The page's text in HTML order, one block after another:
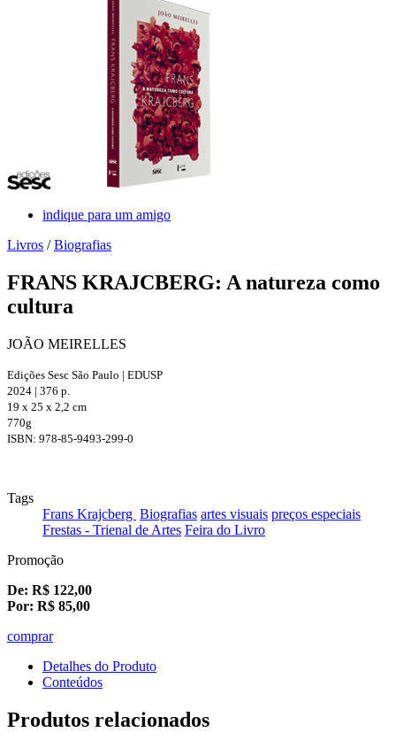
indique para um amigo
Livros /Biografias
FRANS KRAJCBERG: A natureza como
cultura
JOÃO MEIRELLES
Edições Sesc São Paulo | EDUSP
2024 | 376 p.
19 x 25 x 2,2 cm
770g
ISBN: 978-85-9493-299-0
Tags
Frans Krajcberg Biografias artes visuais preços especiais
Frestas - Trienal de Artes Feira do Livro
Promoção
De: R$ 122,00
Por: R$ 85,00
comprar
Detalhes do Produto
Conteúdos
Produtos relacionados